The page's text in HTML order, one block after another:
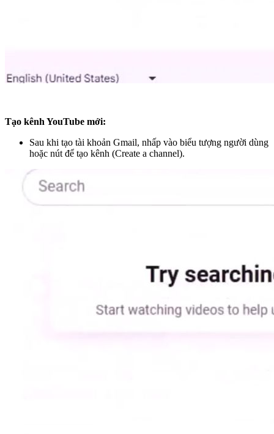
Tạo kênh YouTube mới:
Sau khi tạo tài khoản Gmail, nhấp vào biểu tượng người dùng
hoặc nút để tạo kênh (Create a channel).